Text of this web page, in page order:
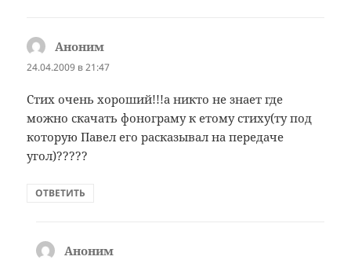
Аноним
24.04.2009 в 21:47
Стих очень хороший!!!а никто не знает где
можно скачать фонограму к етому стиху(ту под
которую Павел его расказывал на передаче
угол)?????
ОТВЕТИТЬ
Аноним